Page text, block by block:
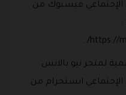
الإجتماعي فيسبوك من
https://
لمتجر نيو بالانس
انستجرام من